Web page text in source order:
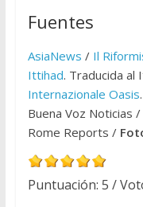
Fuentes
AsiaNews / Il
Ittihad. Traducida al
Internazionale Oasis
Buena Voz Noticias /
Rome Reports /
Puntuación: 5 /